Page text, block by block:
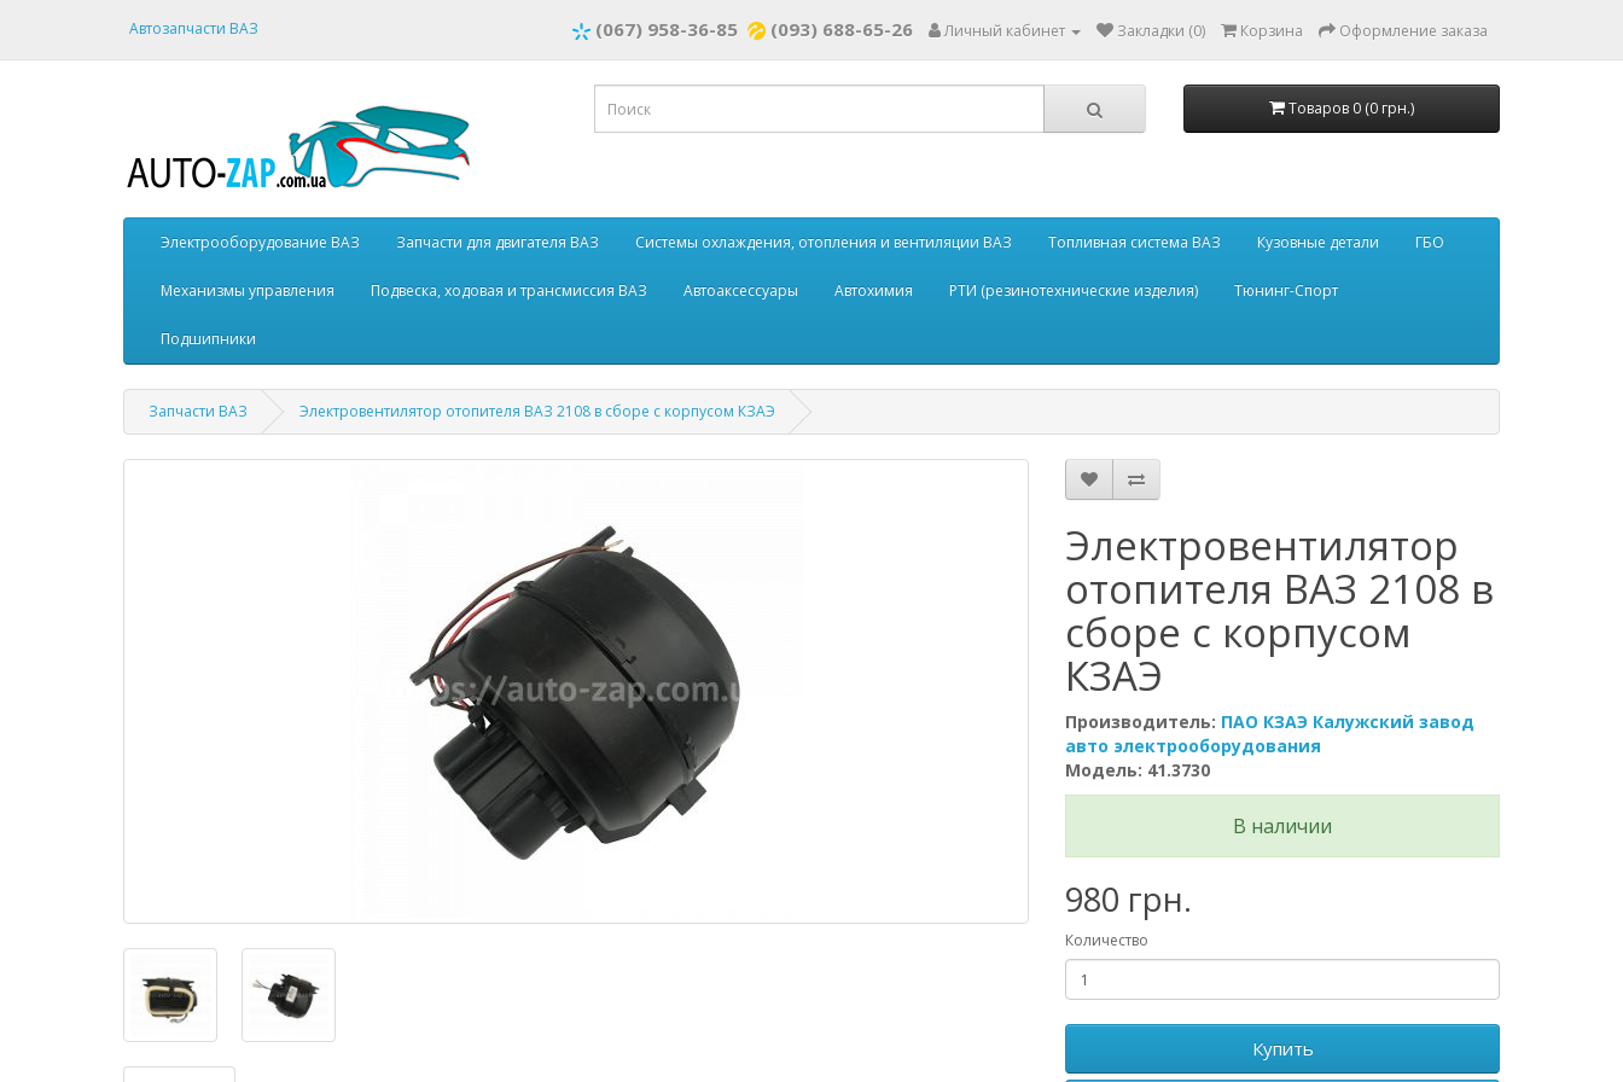
Автозапчасти ВАЗ (067) 958-36-85 (093) 688-65-26 Личный кабинет Закладки (0) Корзина Оформление заказа
Товаров 0 (0 грн.)
Электрооборудование ВАЗ Запчасти для двигателя ВАЗ Системы охлаждения, отопления и вентиляции ВАЗ Топливная система ВАЗ Кузовные детали ГБО
Механизмы управления Подвеска, ходовая и трансмиссия ВАЗ Автоаксессуары Автохимия РТИ (резинотехнические изделия) Тюнинг-Спорт
Подшипники
Запчасти ВАЗ Электровентилятор отопителя ВАЗ 2108 в сборе с корпусом КЗАЭ
Электровентилятор
отопителя ВАЗ 2108 в
сборе с корпусом
КЗАЭ
Производитель: ПАО КЗАЭ Калужский завод
авто электрооборудования
Модель: 41.3730
В наличии
980 грн.
Количество
Купить